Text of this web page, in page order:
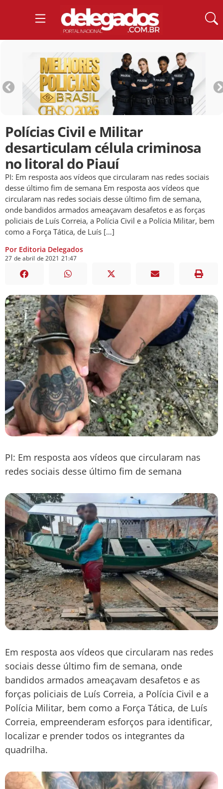
Polícias Civil e Militar
desarticulam célula criminosa
no litoral do Piauí
PI: Em resposta aos vídeos que circularam nas redes sociais
desse último fim de semana Em resposta aos vídeos que
circularam nas redes sociais desse último fim de semana,
onde bandidos armados ameaçavam desafetos e as forças
policiais de Luís Correia, a Polícia Civil e a Polícia Militar, bem
como a Força Tática, de Luís […]
Por Editoria Delegados
27 de abril de 2021 21:47
PI: Em resposta aos vídeos que circularam nas
redes sociais desse último fim de semana
Em resposta aos vídeos que circularam nas redes
sociais desse último fim de semana, onde
bandidos armados ameaçavam desafetos e as
forças policiais de Luís Correia, a Polícia Civil e a
Polícia Militar, bem como a Força Tática, de Luís
Correia, empreenderam esforços para identificar,
localizar e prender todos os integrantes da
quadrilha.